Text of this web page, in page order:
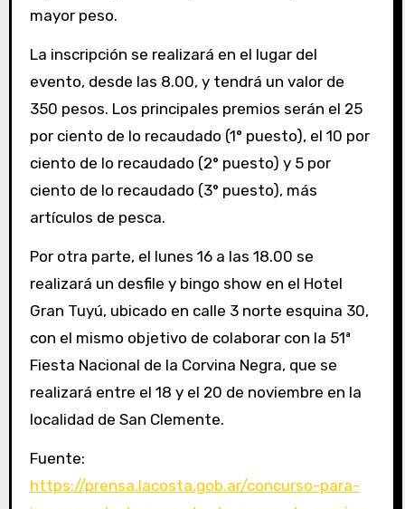
mayor peso.
La inscripción se realizará en el lugar del
evento, desde las 8.00, y tendrá un valor de
350 pesos. Los principales premios serán el 25
por ciento de lo recaudado (1° puesto), el 10 por
ciento de lo recaudado (2° puesto) y 5 por
ciento de lo recaudado (3° puesto), más
artículos de pesca.
Por otra parte, el lunes 16 a las 18.00 se
realizará un desfile y bingo show en el Hotel
Gran Tuyú, ubicado en calle 3 norte esquina 30,
con el mismo objetivo de colaborar con la 51ª
Fiesta Nacional de la Corvina Negra, que se
realizará entre el 18 y el 20 de noviembre en la
localidad de San Clemente.
Fuente:
https://prensa.lacosta.gob.ar/concurso-para-